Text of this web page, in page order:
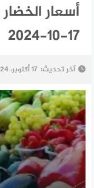
أسعار
17-10-2024
آخر تحديث: 17 أكتوبر، 2024